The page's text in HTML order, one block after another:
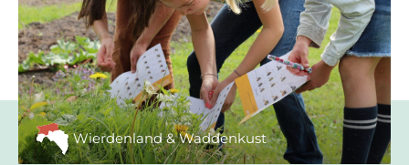
Wierdenland & Waddenkust